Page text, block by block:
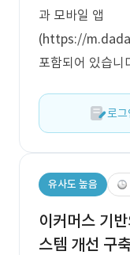
과 모바일 앱
(https://
포함되어 있습니
로그
유사도 높음
이커머스 기
스템 개선 구